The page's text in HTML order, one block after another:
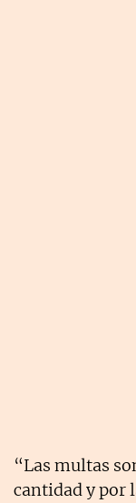
“Las multas
cantidad y por